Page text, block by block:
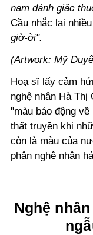
nam đánh giặc
Cầu nhắc lại
giờ-ời".
(Artwork: Mỹ
Hoạ sĩ lấy cảm
nghệ nhân Hà Thị
"màu báo động
thất truyền khi
còn là màu của
phận nghệ nhân
Nghệ